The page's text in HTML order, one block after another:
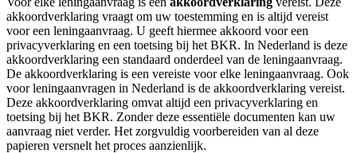
akkoordverklaring vraagt om uw toestemming en is altijd vereist
voor een leningaanvraag. U geeft hiermee akkoord voor een
privacyverklaring en een toetsing bij het BKR. In Nederland is deze
akkoordverklaring een standaard onderdeel van de leningaanvraag.
De akkoordverklaring is een vereiste voor elke leningaanvraag. Ook
voor leningaanvragen in Nederland is de akkoordverklaring vereist.
Deze akkoordverklaring omvat altijd een privacyverklaring en
toetsing bij het BKR. Zonder deze essentiële documenten kan uw
aanvraag niet verder. Het zorgvuldig voorbereiden van al deze
papieren versnelt het proces aanzienlijk.